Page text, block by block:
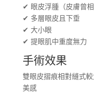
✔ 眼皮浮腫（皮膚曾
✔ 多層眼皮且下垂
✔ 大小眼
✔ 提眼肌中重度無力
手術效果
雙眼皮摺痕相對縫式
美感